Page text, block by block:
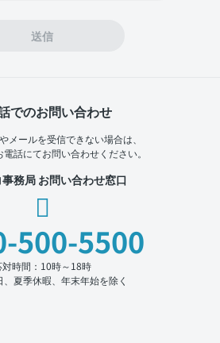
送信
でのお問い合わせ
メールを受信できない場合は、
話にてお問い合わせください。
務局 お問い合わせ窓口
500-5500
対時間：10時～18時
、夏季休暇、年末年始を除く